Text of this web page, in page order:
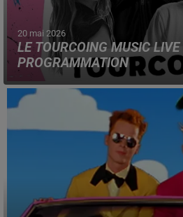
20 mai 2026
LE TOURCOING MUSIC
PROGRAMMATION
Le concert annuel gratuit de la
juin prochain, à partir de 19h30.